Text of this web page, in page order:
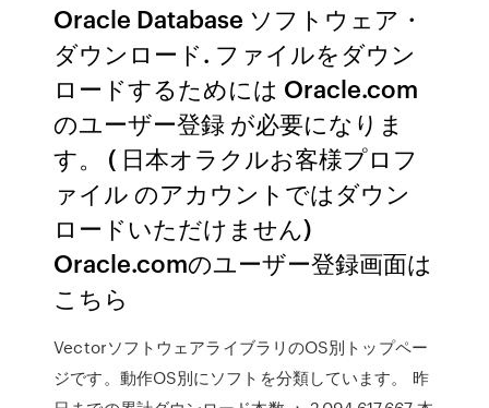
Oracle Database ソフトウェア・
ダウンロード. ファイルをダウン
ロードするためには Oracle.com
のユーザー登録 が必要になりま
す。 ( 日本オラクルお客様プロフ
ァイル のアカウントではダウン
ロードいただけません)
Oracle.comのユーザー登録画面は
こちら
VectorソフトウェアライブラリのOS別トップペー
ジです。動作OS別にソフトを分類しています。 昨